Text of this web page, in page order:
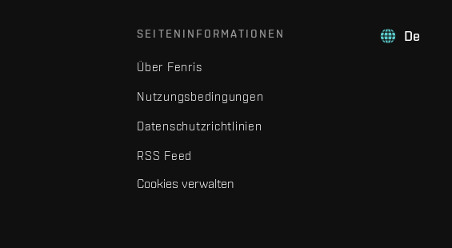
De
SEITENINFORMATIONEN
Über Fenris
Nutzungsbedingungen
Datenschutzrichtlinien
RSS Feed
Cookies verwalten